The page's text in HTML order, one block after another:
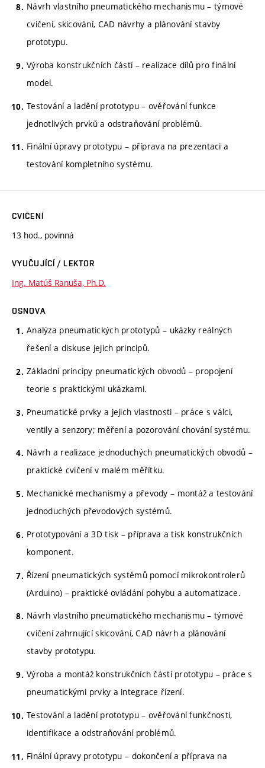
Návrh vlastního pneumatického mechanismu – týmové
cvičení, skicování, CAD návrhy a plánování stavby
prototypu.
Výroba konstrukčních částí – realizace dílů pro finální
model.
Testování a ladění prototypu – ověřování funkce
jednotlivých prvků a odstraňování problémů.
Finální úpravy prototypu – příprava na prezentaci a
testování kompletního systému.
CVIČENÍ
13 hod., povinná
VYUČUJÍCÍ / LEKTOR
Ing. Matúš Ranuša, Ph.D.
OSNOVA
Analýza pneumatických prototypů – ukázky reálných
řešení a diskuse jejich principů.
Základní principy pneumatických obvodů – propojení
teorie s praktickými ukázkami.
Pneumatické prvky a jejich vlastnosti – práce s válci,
ventily a senzory; měření a pozorování chování systému.
Návrh a realizace jednoduchých pneumatických obvodů –
praktické cvičení v malém měřítku.
Mechanické mechanismy a převody – montáž a testování
jednoduchých převodových systémů.
Prototypování a 3D tisk – příprava a tisk konstrukčních
komponent.
Řízení pneumatických systémů pomocí mikrokontrolerů
(Arduino) – praktické ovládání pohybu a automatizace.
Návrh vlastního pneumatického mechanismu – týmové
cvičení zahrnující skicování, CAD návrh a plánování
stavby prototypu.
Výroba a montáž konstrukčních částí prototypu – práce s
pneumatickými prvky a integrace řízení.
Testování a ladění prototypu – ověřování funkčnosti,
identifikace a odstraňování problémů.
Finální úpravy prototypu – dokončení a příprava na